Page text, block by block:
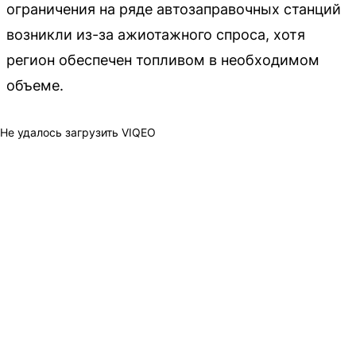
ограничения на ряде автозаправочных станций
возникли из-за ажиотажного спроса, хотя
регион обеспечен топливом в необходимом
объеме.
Не удалось загрузить VIQEO